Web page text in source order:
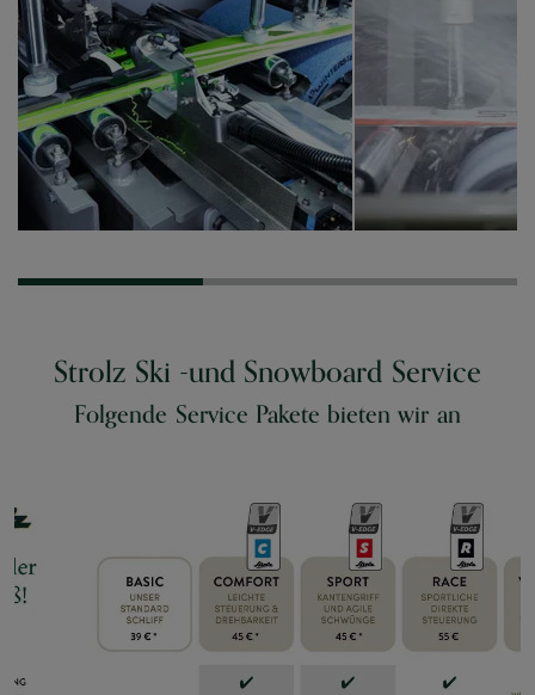
Strolz Ski -und Snowboard Service
Folgende Service Pakete bieten wir an